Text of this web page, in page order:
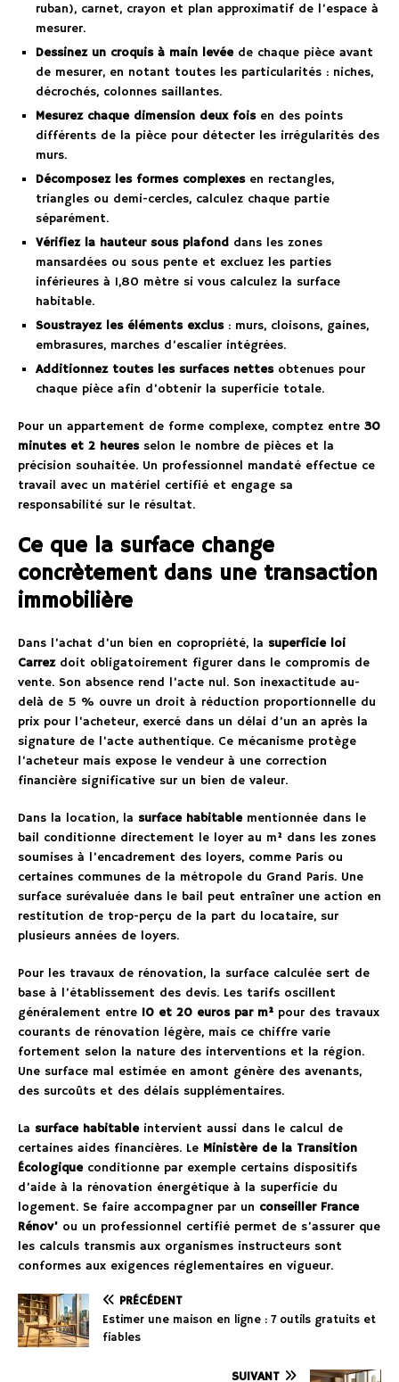
ruban), carnet, crayon et plan approximatif de l’espace à
mesurer.
Dessinez un croquis à main levéede chaque pièce avant
de mesurer, en notant toutes les particularités : niches,
décrochés, colonnes saillantes.
Mesurez chaque dimension deux foisen des points
différents de la pièce pour détecter les irrégularités des
murs.
Décomposez les formes complexesen rectangles,
triangles ou demi-cercles, calculez chaque partie
séparément.
Vérifiez la hauteur sous plafond dans les zones
mansardées ou sous pente et excluez les parties
inférieures à 1,80 mètre si vous calculez la surface
habitable.
Soustrayez les éléments exclus: murs, cloisons, gaines,
embrasures, marches d’escalier intégrées.
Additionnez toutes les surfaces nettesobtenues pour
chaque pièce afin d’obtenir la superficie totale.
Pour un appartement de forme complexe, comptez entre 30
minutes et 2 heuresselon le nombre de pièces et la
précision souhaitée. Un professionnel mandaté effectue ce
travail avec un matériel certifié et engage sa
responsabilité sur le résultat.
Ce que la surface change
concrètement dans une transaction
immobilière
Dans l’achat d’un bien en copropriété, la superficie loi
Carrezdoit obligatoirement figurer dans le compromis de
vente. Son absence rend l’acte nul. Son inexactitude au-
delà de 5 % ouvre un droit à réduction proportionnelle du
prix pour l’acheteur, exercé dans un délai d’un an après la
signature de l’acte authentique. Ce mécanisme protège
l’acheteur mais expose le vendeur à une correction
financière significative sur un bien de valeur.
Dans la location, la surface habitablementionnée dans le
bail conditionne directement le loyer au m² dans les zones
soumises à l’encadrement des loyers, comme Paris ou
certaines communes de la métropole du Grand Paris. Une
surface surévaluée dans le bail peut entraîner une action en
restitution de trop-perçu de la part du locataire, sur
plusieurs années de loyers.
Pour les travaux de rénovation, la surface calculée sert de
base à l’établissement des devis. Les tarifs oscillent
généralement entre 10 et 20 euros par m² pour des travaux
courants de rénovation légère, mais ce chiffre varie
fortement selon la nature des interventions et la région.
Une surface mal estimée en amont génère des avenants,
des surcoûts et des délais supplémentaires.
La surface habitableintervient aussi dans le calcul de
certaines aides financières. Le Ministère de la Transition
Écologiqueconditionne par exemple certains dispositifs
d’aide à la rénovation énergétique à la superficie du
logement. Se faire accompagner par un conseiller France
Rénov’ ou un professionnel certifié permet de s’assurer que
les calculs transmis aux organismes instructeurs sont
conformes aux exigences réglementaires en vigueur.
PRÉCÉDENT
Estimer une maison en ligne : 7 outils gratuits et
fiables
SUIVANT